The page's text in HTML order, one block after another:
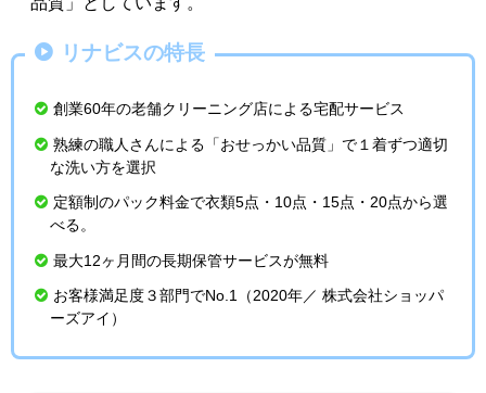
リナビスの特長
創業60年の老舗クリーニング店による宅配サービス
熟練の職人さんによる「おせっかい品質」で１着ずつ適切
な洗い方を選択
定額制のパック料金で衣類5点・10点・15点・20点から選
べる。
最大12ヶ月間の長期保管サービスが無料
お客様満足度３部門でNo.1（2020年／ 株式会社ショッパ
ーズアイ）